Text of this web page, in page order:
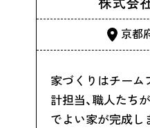
京都
家づくりはチーム
計担当、職人たち
でよい家が完成し